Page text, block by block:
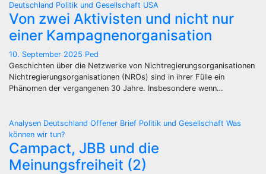
Deutschland Politik und Gesellschaft USA
Von zwei Aktivisten und nicht nur
einer Kampagnenorganisation
10. September 2025 Ped
Geschichten über die Netzwerke von Nichtregierungsorganisationen
Nichtregierungsorganisationen (NROs) sind in ihrer Fülle ein
Phänomen der vergangenen 30 Jahre. Insbesondere wenn…
Analysen Deutschland Offener Brief Politik und Gesellschaft Was
können wir tun?
Campact, JBB und die
Meinungsfreiheit (2)